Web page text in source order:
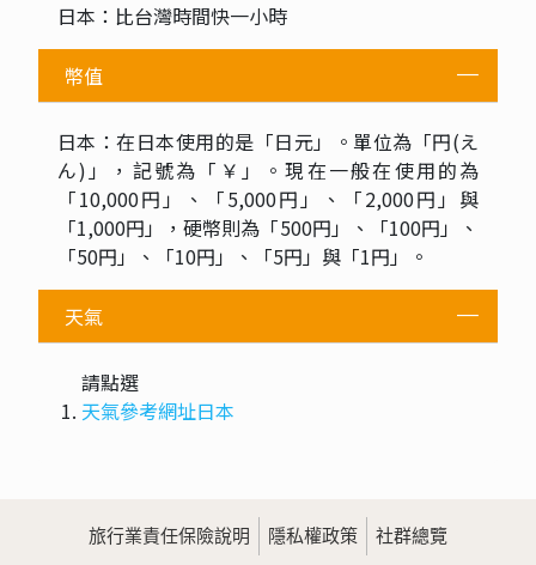
日本：比台灣時間快一小時
幣值
日本：在日本使用的是「日元」。單位為「円(え
ん)」，記號為「￥」。現在一般在使用的為
「10,000円」、「5,000円」、「2,000円」與
「1,000円」，硬幣則為「500円」、「100円」、
「50円」、「10円」、「5円」與「1円」。
天氣
請點選
天氣參考網址日本
旅行業責任保險說明 隱私權政策 社群總覽